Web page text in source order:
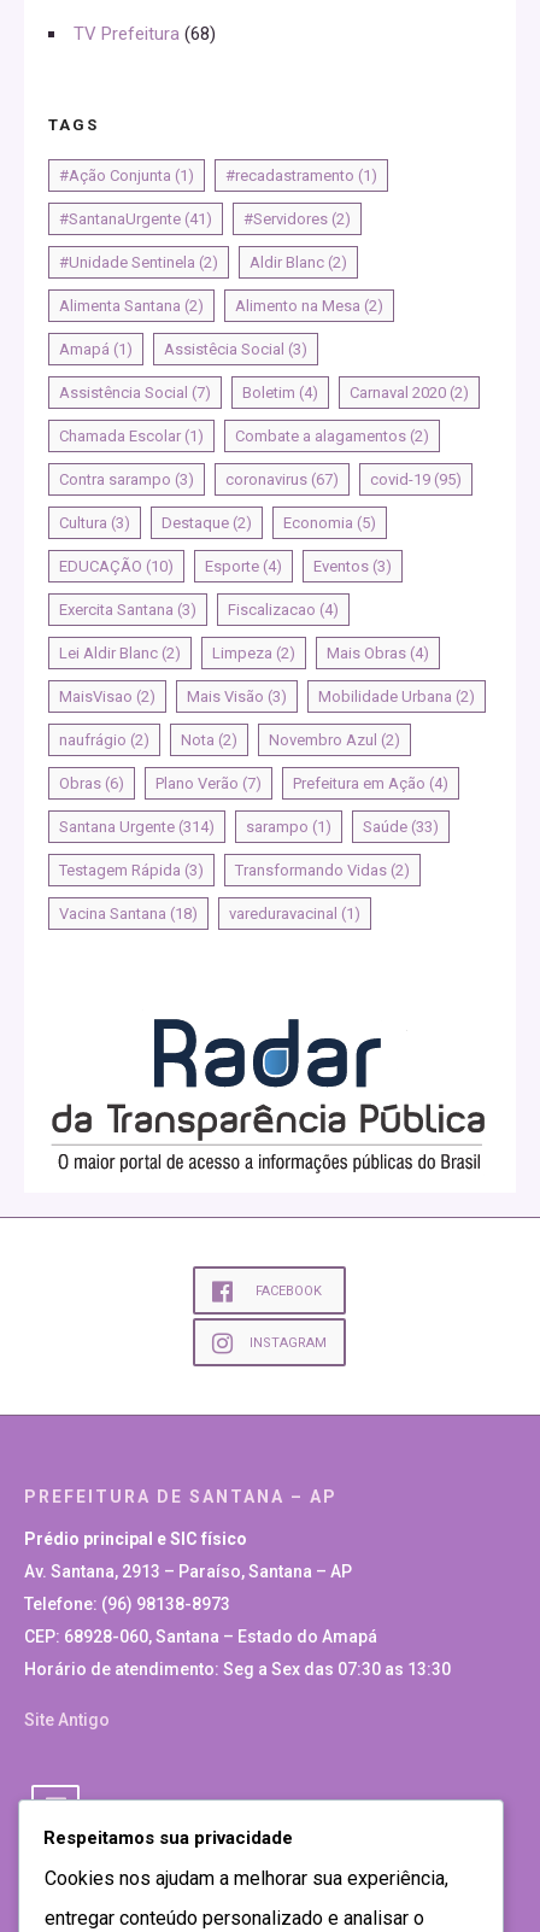
TV Prefeitura (68)
TAGS
#Ação Conjunta (1) #recadastramento (1)
#SantanaUrgente (41) #Servidores (2)
#Unidade Sentinela (2) Aldir Blanc (2)
Alimenta Santana (2) Alimento na Mesa (2)
Amapá (1) Assistêcia Social (3)
Assistência Social (7) Boletim (4) Carnaval 2020 (2)
Chamada Escolar (1) Combate a alagamentos (2)
Contra sarampo (3) coronavirus (67) covid-19 (95)
Cultura (3) Destaque (2) Economia (5)
EDUCAÇÃO (10) Esporte (4) Eventos (3)
Exercita Santana (3) Fiscalizacao (4)
Lei Aldir Blanc (2) Limpeza (2) Mais Obras (4)
MaisVisao (2) Mais Visão (3) Mobilidade Urbana (2)
naufrágio (2) Nota (2) Novembro Azul (2)
Obras (6) Plano Verão (7) Prefeitura em Ação (4)
Santana Urgente (314) sarampo (1) Saúde (33)
Testagem Rápida (3) Transformando Vidas (2)
Vacina Santana (18) vareduravacinal (1)
FACEBOOK
INSTAGRAM
PREFEITURA DE SANTANA – AP
Prédio principal e SIC físico
Av. Santana, 2913 – Paraíso, Santana – AP
Telefone: (96) 98138-8973
CEP: 68928-060, Santana – Estado do Amapá
Horário de atendimento: Seg a Sex das 07:30 as 13:30
Site Antigo
Respeitamos sua privacidade
Cookies nos ajudam a melhorar sua experiência,
entregar conteúdo personalizado e analisar o